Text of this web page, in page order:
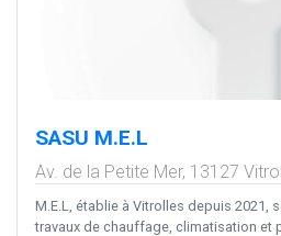
SASU M.E.L
Av. de la Petite Mer, 13127
M.E.L, établie à Vitrolles depuis 2021,
travaux de chauffage, climatisation et